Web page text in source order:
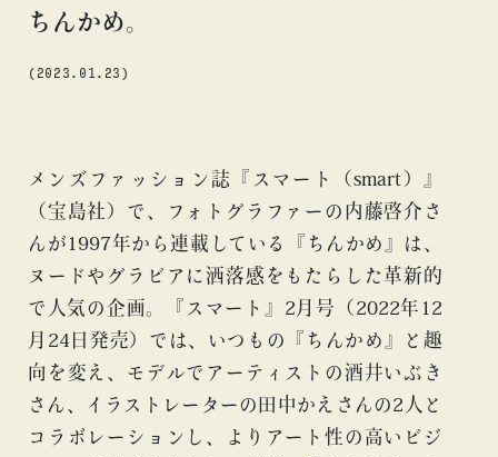
blog blog
#絵画
ちんかめ。
(2023.01.23)
メンズファッション誌『スマート（smart）』
（宝島社）で、フォトグラファーの内藤啓介さ
んが1997年から連載している『ちんかめ』は、
ヌードやグラビアに洒落感をもたらした革新的
で人気の企画。『スマート』2月号（2022年12
月24日発売）では、いつもの『ちんかめ』と趣
向を変え、モデルでアーティストの酒井いぶき
さん、イラストレーターの田中かえさんの2人と
コラボレーションし、よりアート性の高いビジ